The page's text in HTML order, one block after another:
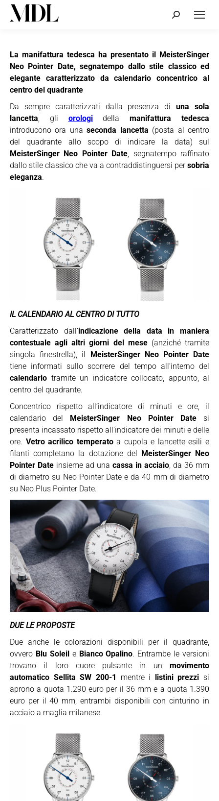
Cerca:
La manifattura tedesca ha presentato il MeisterSinger
Neo Pointer Date, segnatempo dallo stile classico ed
elegante caratterizzato da calendario concentrico al
centro del quadrante
Da sempre caratterizzati dalla presenza diuna sola
lancetta, gli orologidellamanifattura tedesca
introducono ora unaseconda lancetta (posta al centro
del quadrante allo scopo di indicare la data) sul
MeisterSinger Neo Pointer Date, segnatempo raffinato
dallo stile classico che va a contraddistinguersi persobria
eleganza.
IL CALENDARIO AL CENTRO DI TUTTO
Caratterizzato dall’indicazione della data in maniera
contestuale agli altri giorni del mese(anziché tramite
singola finestrella), il MeisterSinger Neo Pointer Date
tiene informati sullo scorrere del tempo all’interno del
calendario tramite un indicatore collocato, appunto, al
centro del quadrante.
Concentrico rispetto all’indicatore di minuti e ore, il
calendario del MeisterSinger Neo Pointer Datesi
presenta incassato rispetto all’indicatore dei minuti e delle
ore. Vetro acrilico temperatoa cupola e lancette esili e
filanti completano la dotazione del MeisterSinger Neo
Pointer Date insieme ad una cassa in acciaio , da 36 mm
di diametro su Neo Pointer Date e da 40 mm di diametro
su Neo Plus Pointer Date.
DUE LE PROPOSTE
Due anche le colorazioni disponibili per il quadrante,
ovvero Blu Soleile Bianco Opalino. Entrambe le versioni
trovano il loro cuore pulsante in un movimento
automatico Sellita SW 200-1 mentre i listini prezzi si
aprono a quota 1.290 euro per il 36 mm e a quota 1.390
euro per il 40 mm, entrambi disponibili con cinturino in
acciaio a maglia milanese.